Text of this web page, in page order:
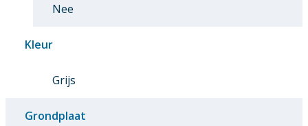
Nee
Kleur
Grijs
Grondplaat